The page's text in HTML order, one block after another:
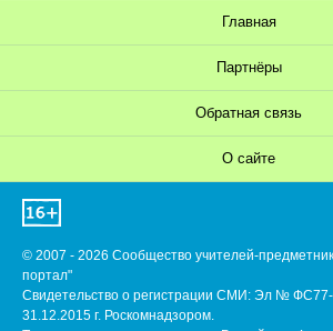
Главная
Партнёры
Обратная связь
О сайте
© 2007 - 2026 Сообщество учителей-
портал"
Свидетельство о регистрации СМИ: Эл №
31.12.2015 г. Роскомнадзором.